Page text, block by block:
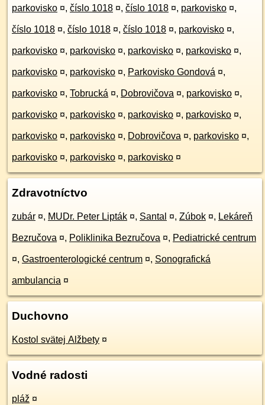
parkovisko ¤, číslo 1018 ¤, číslo 1018 ¤, parkovisko ¤,
číslo 1018 ¤, číslo 1018 ¤, číslo 1018 ¤, parkovisko ¤,
parkovisko ¤, parkovisko ¤, parkovisko ¤, parkovisko ¤,
parkovisko ¤, parkovisko ¤, Parkovisko Gondová ¤,
parkovisko ¤, Tobrucká ¤, Dobrovičova ¤, parkovisko ¤,
parkovisko ¤, parkovisko ¤, parkovisko ¤, parkovisko ¤,
parkovisko ¤, parkovisko ¤, Dobrovičova ¤, parkovisko ¤,
parkovisko ¤, parkovisko ¤, parkovisko ¤
Zdravotníctvo
zubár ¤, MUDr. Peter Lipták ¤, Santal ¤, Zúbok ¤, Lekáreň
Bezručova ¤, Poliklinika Bezručova ¤, Pediatrické centrum
¤, Gastroenterologické centrum ¤, Sonografická
ambulancia ¤
Duchovno
Kostol svätej Alžbety ¤
Vodné radosti
pláž ¤